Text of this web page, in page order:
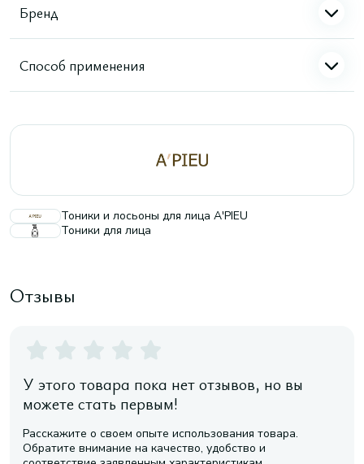
Бренд
Способ применения
Тоники и лосьоны для лица A'PIEU
Тоники для лица
Отзывы
У этого товара пока нет отзывов, но вы
можете стать первым!
Расскажите о своем опыте использования товара.
Обратите внимание на качество, удобство и